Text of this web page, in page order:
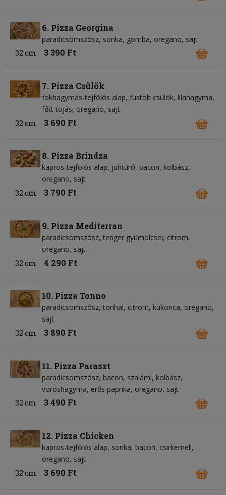
6. Pizza Georgina
paradicsomszósz sonka gomba oregano sajt
32 cm
3 390 Ft
7. Pizza Csülök
fokhagymás-tejfölös alap füstölt csülök lilahagyma
főtt tojás oregano sajt
32 cm
3 690 Ft
8. Pizza Brindza
kapros-tejfölös alap juhtúró bacon kolbász
oregano sajt
32 cm
3 790 Ft
9. Pizza Mediterran
paradicsomszósz tenger gyümölcsei citrom
oregano sajt
32 cm
4 290 Ft
10. Pizza Tonno
paradicsomszósz tonhal citrom kukorica oregano
sajt
32 cm
3 890 Ft
11. Pizza Paraszt
paradicsomszósz bacon szalámi kolbász
vöröshagyma erős paprika oregano sajt
32 cm
3 490 Ft
12. Pizza Chicken
kapros-tejfölös alap sonka bacon csirkemell
oregano sajt
32 cm
3 690 Ft